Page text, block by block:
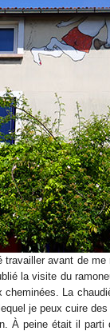
travailler avant de
la visite du
cheminées. La
je peux cuire
À peine était il parti